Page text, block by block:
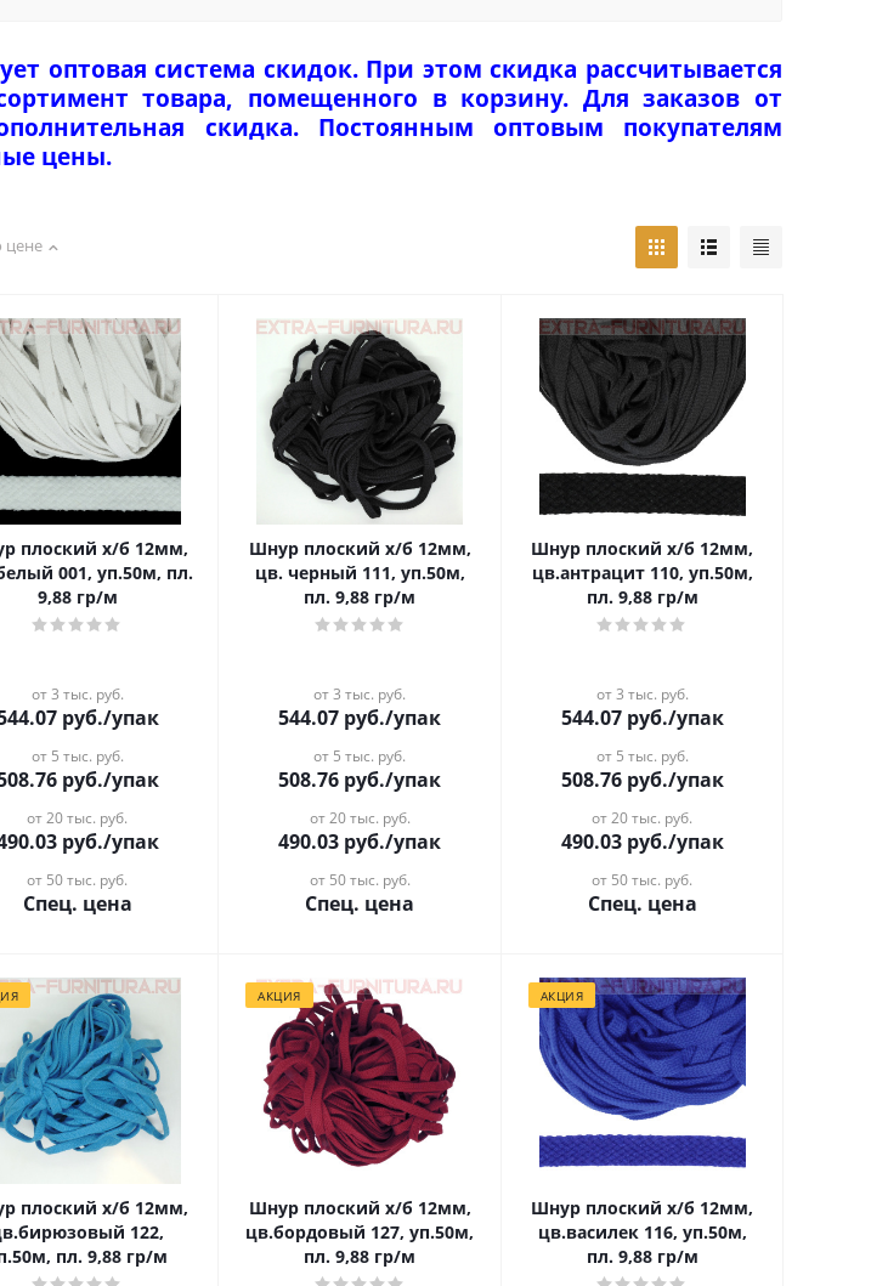
оптовая система скидок. При этом скидка рассчитывается
товара, помещенного в корзину. Для заказов от
скидка. Постоянным оптовым покупателям
цены.
цене
плоский х/б 12мм,
001, уп.50м, пл.
9,88 гр/м
от 3 тыс. руб.
руб./упак
от 5 тыс. руб.
руб./упак
от 20 тыс. руб.
руб./упак
от 50 тыс. руб.
Спец. цена
Шнур плоский х/б 12мм,
цв. черный 111, уп.50м,
пл. 9,88 гр/м
от 3 тыс. руб.
544.07 руб./упак
от 5 тыс. руб.
508.76 руб./упак
от 20 тыс. руб.
490.03 руб./упак
от 50 тыс. руб.
Спец. цена
Шнур плоский х/б 12мм,
цв.антрацит 110, уп.50м,
пл. 9,88 гр/м
от 3 тыс. руб.
544.07руб./упак
от 5 тыс. руб.
508.76руб./упак
от 20 тыс. руб.
490.03руб./упак
от 50 тыс. руб.
Спец. цена
плоский х/б 12мм,
122,
пл. 9,88 гр/м
АКЦИЯ
Шнур плоский х/б 12мм,
цв.бордовый 127, уп.50м,
пл. 9,88 гр/м
АКЦИЯ
Шнур плоский х/б 12мм,
цв.василек 116, уп.50м,
пл. 9,88 гр/м